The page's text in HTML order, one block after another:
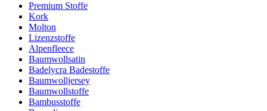
Premium Stoffe
Kork
Molton
Lizenzstoffe
Alpenfleece
Baumwollsatin
Badelycra Badestoffe
Baumwolljersey
Baumwollstoffe
Bambusstoffe